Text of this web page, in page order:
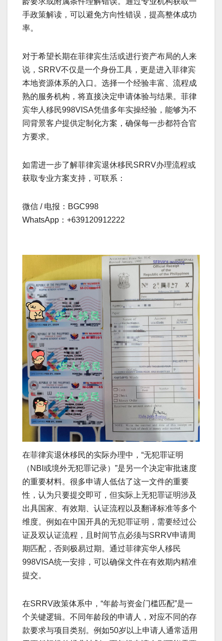
手政策解读，可以避免方向性错误，提高整体成功
率。
对于希望长期在菲律宾生活或进行资产布局的人来
说，SRRV不仅是一个身份工具，更是进入菲律宾
本地资源体系的入口。选择一个经验丰富、流程成
熟的服务机构，将直接决定申请体验与结果。菲律
宾华人移民998VISA凭借多年实操经验，能够为不
同背景客户提供定制化方案，确保每一步都符合官
方要求。
如需进一步了解菲律宾退休移民SRRV办理流程或
获取专业方案支持，可联系：
微信 / 电报：BGC998
WhatsApp：+639120912222
在菲律宾退休移民的实际办理中，“无犯罪证明
（NBI或境外无犯罪记录）”是另一个决定审批速度
的重要材料。很多申请人低估了这一文件的重要
性，认为只要提交即可，但实际上无犯罪证明涉及
出具国家、有效期、认证流程以及翻译标准等多个
维度。例如在中国开具的无犯罪证明，需要经过公
证及双认证流程，且时间节点必须与SRRV申请周
期匹配，否则极易过期。通过菲律宾华人移民
998VISA统一安排，可以确保文件在有效期内精准
提交。
在SRRV政策体系中，“年龄与资金门槛匹配”是一
个关键逻辑。不同年龄段的申请人，对应不同的存
款要求与项目类别。例如50岁以上申请人通常适用